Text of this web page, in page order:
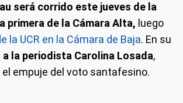
será corrido este jueves de la
primera de la Cámara Alta, luego
la UCR en la Cámara de Baja. En su
la periodista Carolina Losada,
el empuje del voto santafesino.